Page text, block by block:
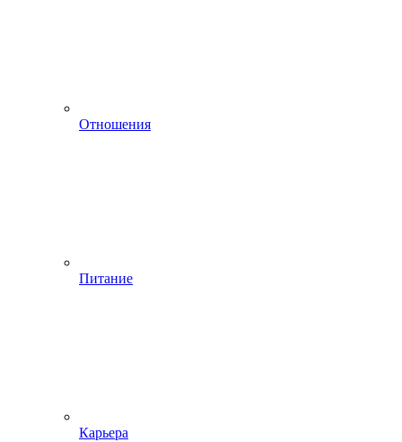
Отношения
Питание
Карьера